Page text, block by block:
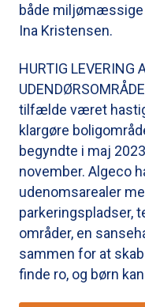
både miljømæssige
Ina Kristensen.
HURTIG LEVERING
tilfælde været
klargøre
begyndte i maj
november. Algeco
udenomsarealer
parkeringspladser,
områder, en
sammen for at
finde ro, og børn